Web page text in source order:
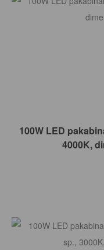
100W LED
4000K,